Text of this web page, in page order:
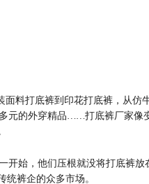
面料打底裤到印花打底裤，从仿
元的外穿精品……打底裤厂家像
开始，他们压根就没将打底裤放
裤企的众多市场。